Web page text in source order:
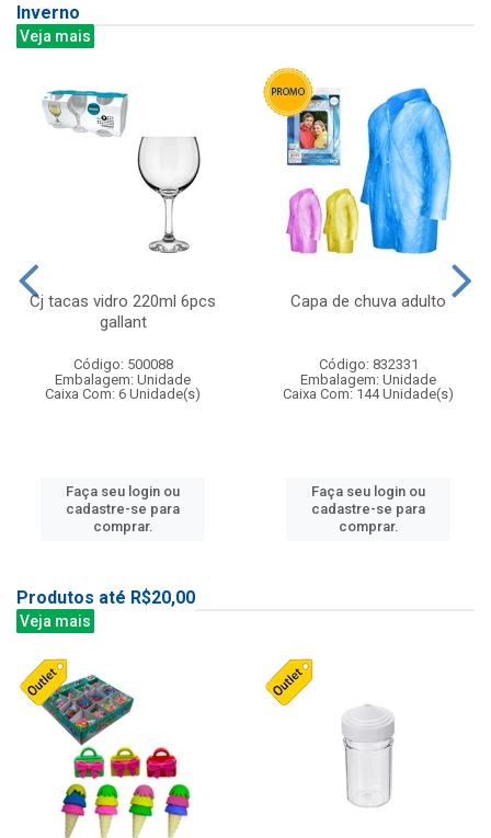
Inverno
Veja mais
Cj tacas vidro 220ml 6pcs
gallant
Código: 500088
Embalagem: Unidade
Caixa Com: 6 Unidade(s)
Faça seu login ou
cadastre-se para
comprar.
Capa de chuva adulto
Código: 832331
Embalagem: Unidade
Caixa Com: 144 Unidade(s)
Faça seu login ou
cadastre-se para
comprar.
Produtos até R$20,00
Veja mais